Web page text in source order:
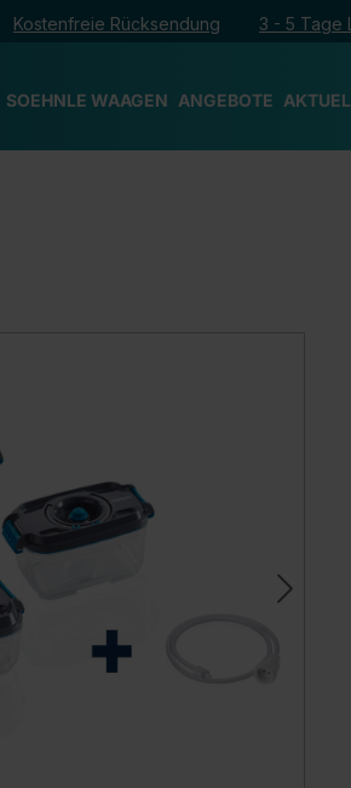
Kostenfreie Rücksendung 3 - 5 Tage
SOEHNLE WAAGEN ANGEBOTE